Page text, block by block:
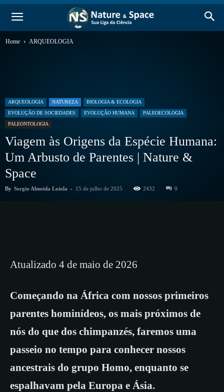
Home ARQUEOLOGIA
ARQUEOLOGIA NATUREZA
BIOLOGIA & ECOLOGIA
EVOLUÇÃO DE SOCIEDADES
EVOLUÇÃO HUMANA
PALEOECOLOGIA
PALEONTOLOGIA
Viagem às Origens da Espécie Humana:
Um Arbusto de Parentes | Nature &
Space
By Sergio Almeida Loiola - 15 de julho de 2025 2432 0
Atualizado 4 de maio de 2026
Começando na África com nossos primeiros
parentes hominídeos, os mais próximos de
nós do que dos chimpanzés, faremos uma
passeio no tempo para conhecer nossos
ancestrais do grupo Homo, enquanto se
espalhavam pela Europa e Ásia.